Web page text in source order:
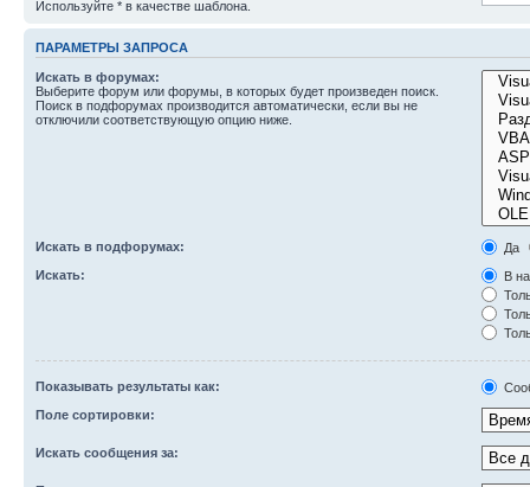
Используйте * в качестве шаблона.
ПАРАМЕТРЫ ЗАПРОСА
Искать в форумах:
Выберите форум или форумы, в которых будет произведен поиск.
Поиск в подфорумах производится автоматически, если вы не
отключили соответствующую опцию ниже.
Искать в подфорумах:
Да
Искать:
В
Показывать результаты как:
Поле сортировки:
Искать сообщения за: